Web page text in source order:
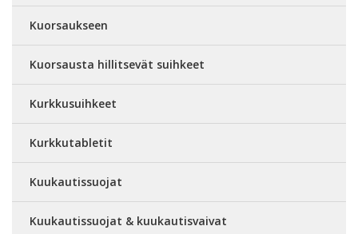
Kuorsaukseen
Kuorsausta hillitsevät suihkeet
Kurkkusuihkeet
Kurkkutabletit
Kuukautissuojat
Kuukautissuojat & kuukautisvaivat